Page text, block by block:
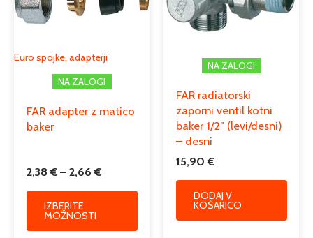
Euro spojke, adapterji
NA ZALOGI
FAR adapter z matico
baker
2,38€ – 2,66€
2,66 €
IZBERITE
MOŽNOSTI
Možnosti
NA ZALOGI
FAR radiatorski
zaporni ventil kotni
baker 1/2″ (levi/desni)
– desni
15,90€
DODAJ V
KOŠARICO